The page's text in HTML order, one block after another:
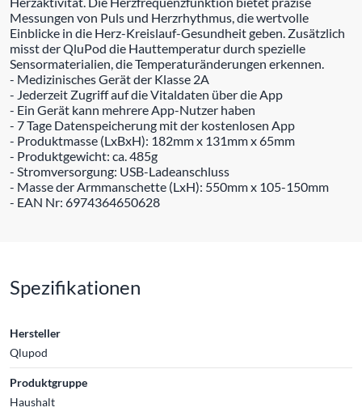
Messungen von Puls und Herzrhythmus, die wertvolle
Einblicke in die Herz-Kreislauf-Gesundheit geben. Zusätzlich
misst der QluPod die Hauttemperatur durch spezielle
Sensormaterialien, die Temperaturänderungen erkennen.
- Medizinisches Gerät der Klasse 2A
- Jederzeit Zugriff auf die Vitaldaten über die App
- Ein Gerät kann mehrere App-Nutzer haben
- 7 Tage Datenspeicherung mit der kostenlosen App
- Produktmasse (LxBxH): 182mm x 131mm x 65mm
- Produktgewicht: ca. 485g
- Stromversorgung: USB-Ladeanschluss
- Masse der Armmanschette (LxH): 550mm x 105-150mm
- EAN Nr: 6974364650628
Spezifikationen
Hersteller
Qlupod
Produktgruppe
Haushalt